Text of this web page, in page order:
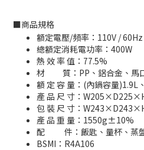
■商品規格
額定電壓/頻率：110V / 60Hz
總額定消耗電功率：400W
熱 效 率 值：77.5%
材 質：PP、鋁合金、馬
額 定 容 量：(內鍋容量)1.9L
產 品 尺 寸：
包 裝 尺 寸：
產 品 重 量：1550g±10%
配 件：飯匙、量杯、蒸
BSMI： R4A106